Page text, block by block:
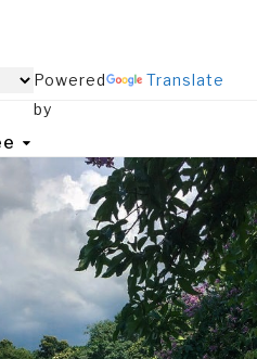
Powered
by
Translate